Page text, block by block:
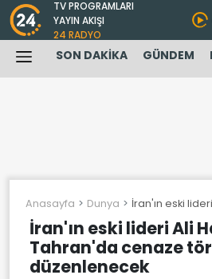
TV PROGRAMLARI
YAYIN AKIŞI
24 RADYO
SON DAKİKA GÜNDEM
Anasayfa Dunya İran'ın eski
İran'ın eski lideri Ali
Tahran'da cenaze
düzenlenecek